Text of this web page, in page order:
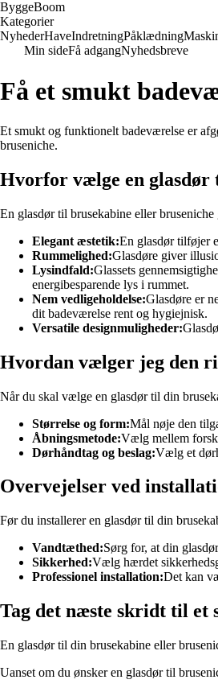
ByggeBoom
Kategorier
NyhederHaveIndretningPåklædning
Min sideFå adgangNyhedsbreve
Få et smukt
Et smukt og funktionelt badeværelse er
bruseniche.
Hvorfor vælge en glasdør
En glasdør til brusekabine eller
Elegant æstetik:En glasdør tilføjer
Rummelighed:Glasdøre giver
Lysindfald:Glassets
energibesparende lys i rummet.
Nem vedligeholdelse:Glasdøre er
dit badeværelse rent og hygiejnisk.
Versatile designmuligheder:
Hvordan vælger jeg den
Når du skal vælge en glasdør til din
Størrelse og form:Mål nøje den
Åbningsmetode:Vælg mellem
Dørhåndtag og beslag:Vælg et
Overvejelser ved
Før du installerer en glasdør til din
Vandtæthed:Sørg for, at din
Sikkerhed:Vælg hærdet
Professionel installation:Det kan
Tag det næste skridt til et
En glasdør til din brusekabine eller
Uanset om du ønsker en glasdør til